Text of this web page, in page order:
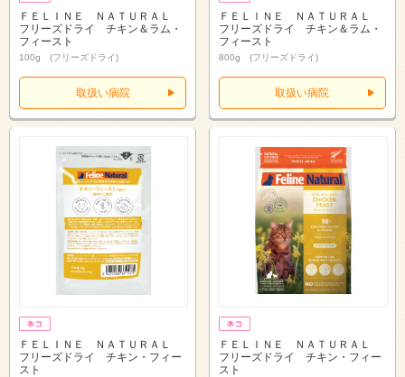
ＦＥＬＩＮＥ ＮＡＴＵＲＡＬ
フリーズドライ チキン＆ラム・
フィースト
100g (フリーズドライ)
取扱い病院
ＦＥＬＩＮＥ ＮＡＴＵＲＡＬ
フリーズドライ チキン＆ラム・
フィースト
800g (フリーズドライ)
取扱い病院
ＦＥＬＩＮＥ ＮＡＴＵＲＡＬ
フリーズドライ チキン・フィー
スト
ＦＥＬＩＮＥ ＮＡＴＵＲＡＬ
フリーズドライ チキン・フィー
スト